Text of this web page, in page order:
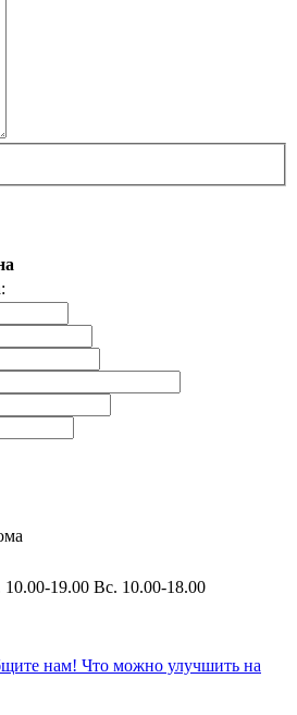
19.00 Вс. 10.00-18.00
нам! Что можно улучшить на